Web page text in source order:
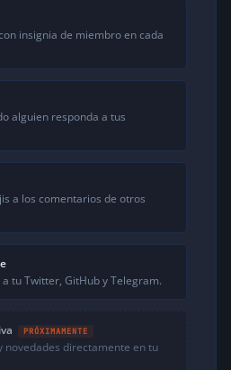
insignia de miembro en cada
alguien responda a tus
a los comentarios de otros
tu Twitter, GitHub y Telegram.
PRÓXIMAMENTE
novedades directamente en tu